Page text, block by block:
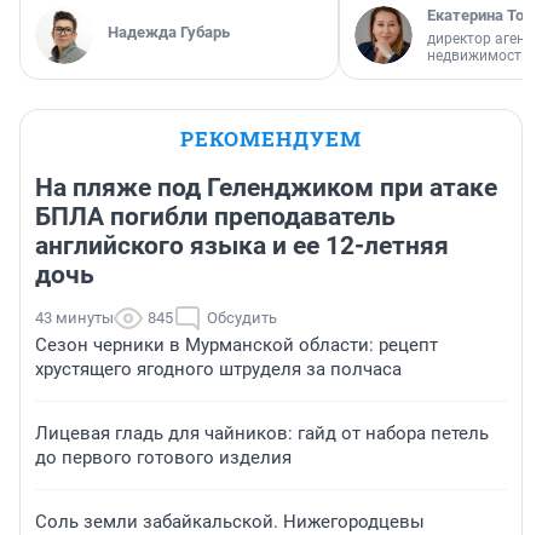
Надежда Губарь
Екатерина
директор
недвижимости
РЕКОМЕНДУЕМ
На пляже под Геленджиком при атаке
БПЛА погибли преподаватель
английского языка и ее 12-летняя
дочь
43 минуты 845 Обсудить
Сезон черники в Мурманской области: рецепт
хрустящего ягодного штруделя за полчаса
Лицевая гладь для чайников: гайд от набора петель
до первого готового изделия
Соль земли забайкальской. Нижегородцевы